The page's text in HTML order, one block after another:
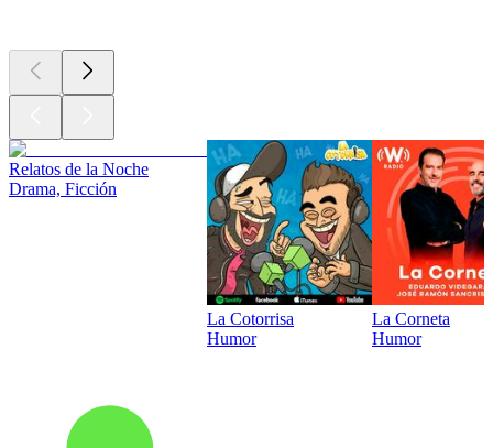
Relatos de la Noche
Drama, Ficción
La Cotorrisa
Humor
La Corneta
Humor